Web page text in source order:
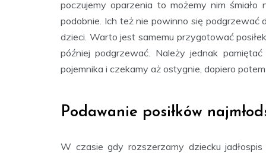
poczujemy oparzenia to możemy nim śmiało
podobnie. Ich też nie powinno się
dzieci. Warto jest samemu przygotować
później podgrzewać. Należy jednak
pojemnika i czekamy aż ostygnie, dopiero
Podawanie posiłków
W czasie gdy rozszerzamy dziecku